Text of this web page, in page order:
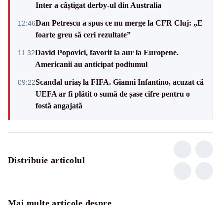
Inter a câștigat derby-ul din Australia
12:46Dan Petrescu a spus ce nu merge la CFR Cluj: „E
foarte greu să ceri rezultate”
11:32David Popovici, favorit la aur la Europene.
Americanii au anticipat podiumul
09:22Scandal uriaș la FIFA. Gianni Infantino, acuzat că
UEFA ar fi plătit o sumă de șase cifre pentru o
fostă angajată
Distribuie articolul
Mai multe articole despre